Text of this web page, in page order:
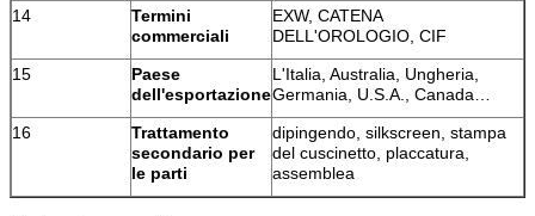
14
Termini
commerciali
EXW, CATENA
DELL'OROLOGIO, CIF
15
Paese
dell'esportazione
L'Italia, Australia, Ungheria,
Germania, U.S.A., Canada…
16
Trattamento
secondario per
le parti
dipingendo, silkscreen, stampa
del cuscinetto, placcatura,
assemblea